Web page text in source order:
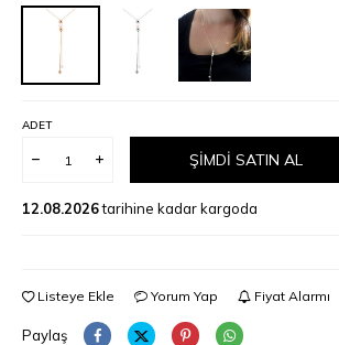
ADET
ŞIMDI SATIN AL
12.08.2026tarihine kadar kargoda
Listeye Ekle Yorum Yap Fiyat Alarmı
Paylaş